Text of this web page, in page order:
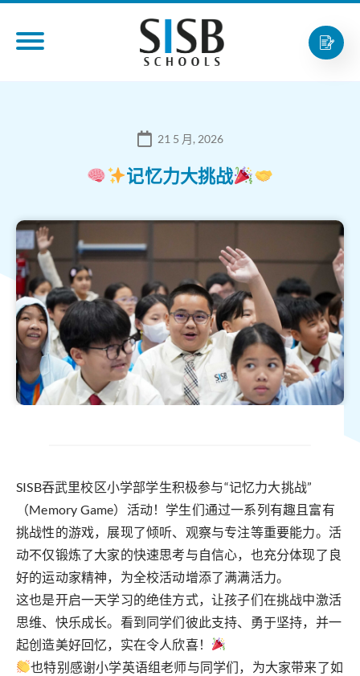
21 5 月, 2026
记忆力大挑战
SISB吞武里校区小学部学生积极参与“记忆力大挑战”
（Memory Game）活动！学生们通过一系列有趣且富有
挑战性的游戏，展现了倾听、观察与专注等重要能力。活
动不仅锻炼了大家的快速思考与自信心，也充分体现了良
好的运动家精神，为全校活动增添了满满活力。
这也是开启一天学习的绝佳方式，让孩子们在挑战中激活
思维、快乐成长。看到同学们彼此支持、勇于坚持，并一
起创造美好回忆，实在令人欣喜！
也特别感谢小学英语组老师与同学们，为大家带来了如